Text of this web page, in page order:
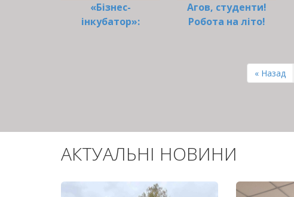
«Бізнес-
інкубатор»:
Агов, студенти!
Робота на літо!
Перша
сторінка
« Назад
АКТУАЛЬНІ НОВИНИ